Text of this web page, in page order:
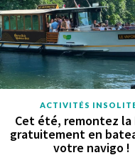
ACTIVITÉS
Cet été, remontez la
gratuitement en
votre navigo !